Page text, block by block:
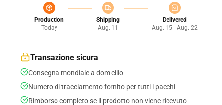
Production
Today
Shipping
Aug. 11
Delivered
Aug. 15 - Aug. 22
Transazione sicura
Consegna mondiale a domicilio
Numero di tracciamento fornito per tutti i pacchi
Rimborso completo se il prodotto non viene ricevuto